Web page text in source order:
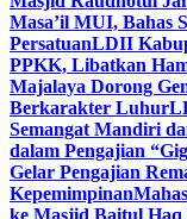
Masa’il MUI, Bahas
PersatuanLDII
PPKK, Libatkan
Majalaya Dorong
Berkarakter Luhur
Semangat Mandiri
dalam Pengajian
Gelar Pengajian
Kepemimpinan
ke Masjid Baitul